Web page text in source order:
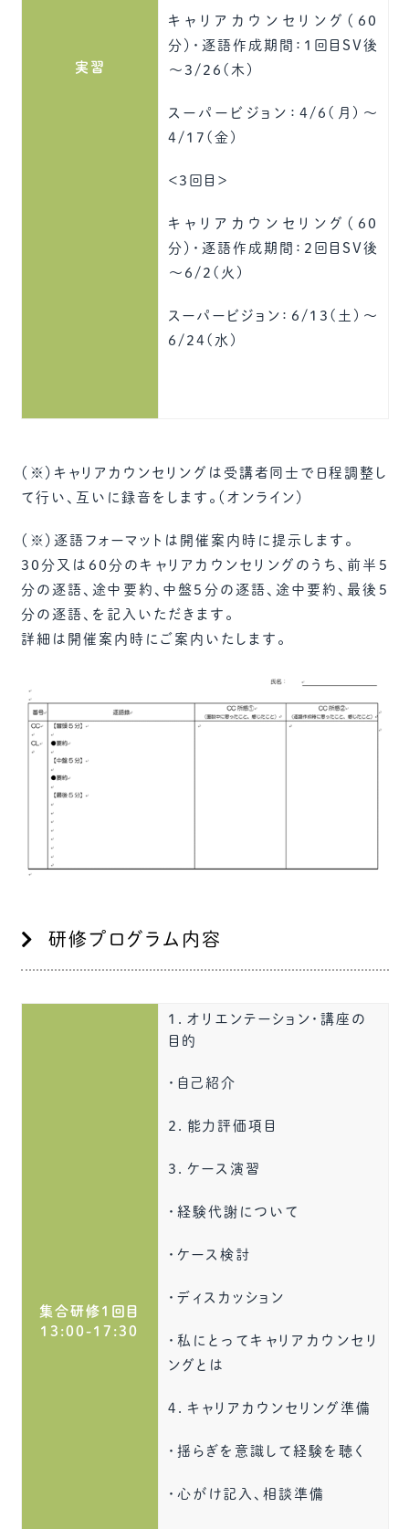
実習
キャリアカウンセリング（60
分）・逐語作成期間：1回目SV後
～3/26(木)
スーパービジョン：4/6(月)～
4/17(金)
＜3回目＞
キャリアカウンセリング（60
分）・逐語作成期間：2回目SV後
～6/2(火)
スーパービジョン：6/13(土)～
6/24(水)
（※）キャリアカウンセリングは受講者同士で日程調整し
て行い、互いに録音をします。（オンライン）
（※）逐語フォーマットは開催案内時に提示します。
30分又は60分のキャリアカウンセリングのうち、前半5
分の逐語、途中要約、中盤5分の逐語、途中要約、最後5
分の逐語、を記入いただきます。
詳細は開催案内時にご案内いたします。
研修プログラム内容
集合研修1回目
13:00-17:30
１．オリエンテーション・講座の
目的
・自己紹介
２．能力評価項目
３．ケース演習
・経験代謝について
・ケース検討
・ディスカッション
・私にとってキャリアカウンセリ
ングとは
４．キャリアカウンセリング準備
・揺らぎを意識して経験を聴く
・心がけ記入、相談準備